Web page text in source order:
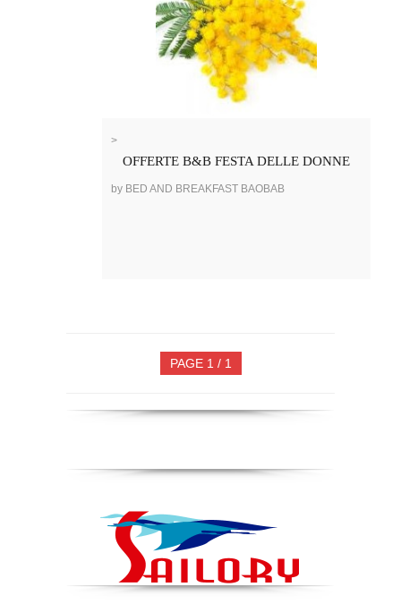
>
OFFERTE B&B FESTA DELLE DONNE
by BED AND BREAKFAST BAOBAB
PAGE 1 / 1